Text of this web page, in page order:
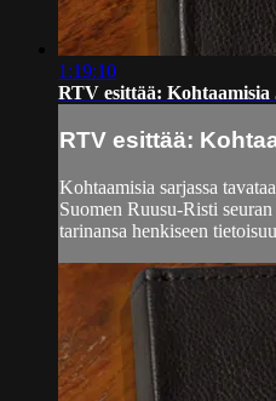
1:19:10
RTV esittää:
RTV esittää:
Kohtaamisia sarjassa
Suomen Ruusu-Risti
tarinansa henkiseen